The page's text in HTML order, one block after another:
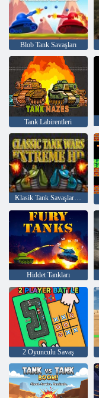
Blob Tank Savaşları
Tank Labirentleri
Klasik Tank Savaşları Extreme HD
Hiddet Tankları
2 Oyunculu Savaş